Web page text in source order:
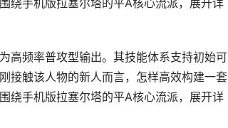
绕手机版拉塞尔塔的平A核心流派，展开详
高频率普攻型输出。其技能体系支持初始可
接触该人物的新人而言，怎样高效构建一套
绕手机版拉塞尔塔的平A核心流派，展开详